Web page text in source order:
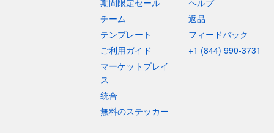
期間限定セール
チーム
テンプレート
ご利用ガイド
マーケットプレイ
ス
統合
無料のステッカー
ヘルプ
返品
フィードバック
+1 (844) 990-3731